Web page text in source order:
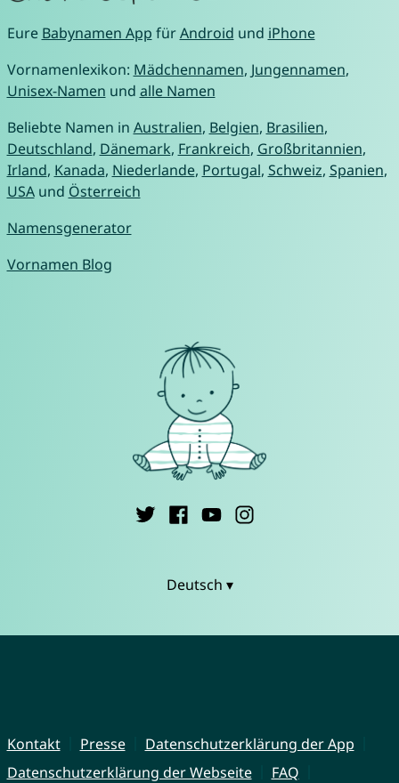
Eure Babynamen App fürAndroid und iPhone
Vornamenlexikon: Mädchennamen, Jungennamen,
Unisex-Namen und alle Namen
Beliebte Namen in Australien, Belgien, Brasilien,
Deutschland, Dänemark, Frankreich, Großbritannien,
Irland, Kanada, Niederlande, Portugal, Schweiz, Spanien,
USAund Österreich
Namensgenerator
Vornamen Blog
Deutsch ▾
Kontakt Presse
Datenschutzerklärung der App
Datenschutzerklärung der Webseite
FAQ